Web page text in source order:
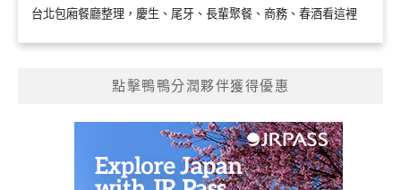
台北包廂餐廳整理，慶生、尾牙、長輩聚餐、商務、春酒看這裡
點擊鴨鴨分潤夥伴獲得優惠